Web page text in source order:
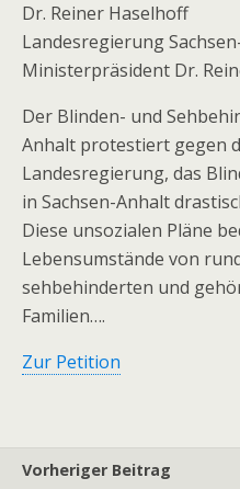
Dr. Reiner Haselhoff
Landesregierung
Ministerpräsident Dr.
Der Blinden- und
Anhalt protestiert gegen
Landesregierung, das
in Sachsen-Anhalt
Diese unsozialen Pläne
Lebensumstände von
sehbehinderten und
Familien….
Zur Petition
Vorheriger Beitrag